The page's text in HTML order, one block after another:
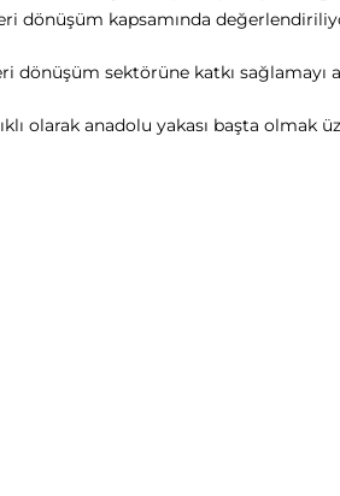
dönüşüm kapsamında
dönüşüm sektörüne katkı sağlamayı
olarak anadolu yakası başta olmak